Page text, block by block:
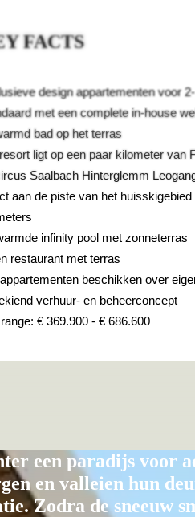
FACTS
design appartementen voor
met een complete in-house
bad op het terras
ligt op een paar kilometer van
Saalbach Hinterglemm
aan de piste van het
infinity pool met zonneterras
restaurant met terras
beschikken over
verhuur- en beheerconcept
€ 369.900 - € 686.600
een paradijs voor
en valleien hun
Zodra de sneeuw